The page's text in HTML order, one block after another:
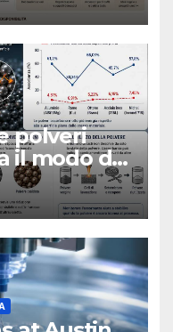
polveri
il modo di
laser